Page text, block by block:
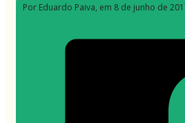
Por Eduardo Paiva, em 8 de junho de